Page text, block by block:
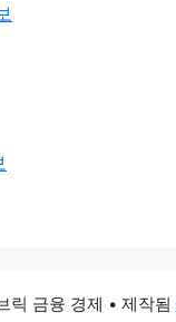
릭 금융 경제 • 제작됨